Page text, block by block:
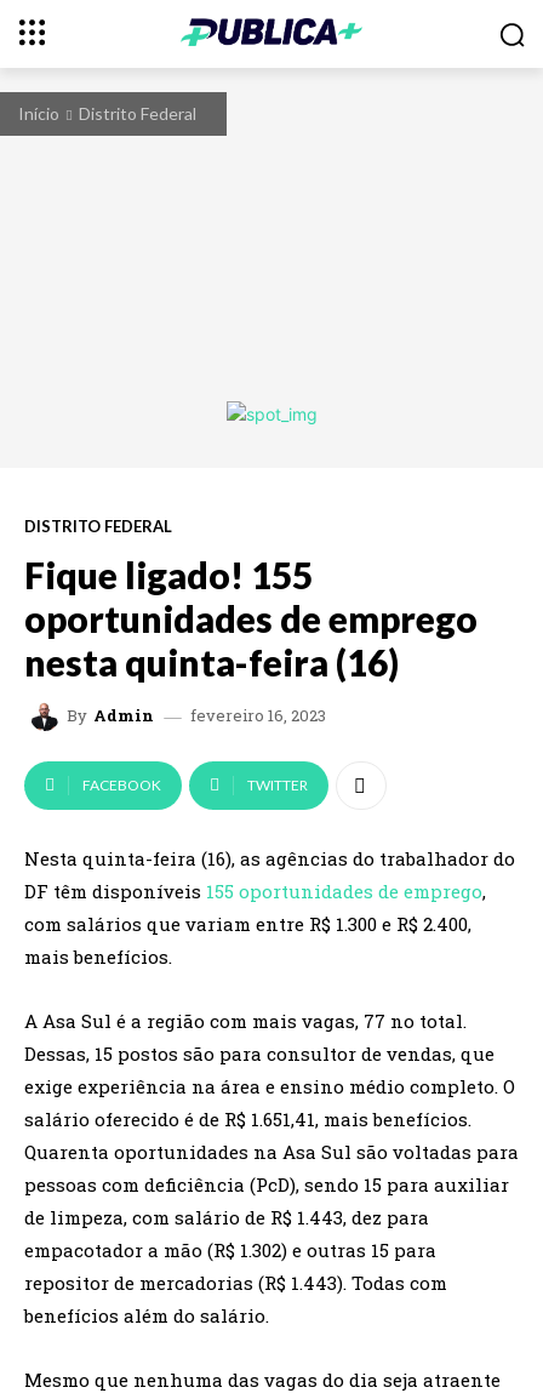
Início Distrito Federal
DISTRITO FEDERAL
Fique ligado! 155
oportunidades de emprego
nesta quinta-feira (16)
By Admin fevereiro 16, 2023
FACEBOOK TWITTER
Nesta quinta-feira (16), as agências do trabalhador do
DF têm disponíveis 155 oportunidades de emprego,
com salários que variam entre R$ 1.300 e R$ 2.400,
mais benefícios.
A Asa Sul é a região com mais vagas, 77 no total.
Dessas, 15 postos são para consultor de vendas, que
exige experiência na área e ensino médio completo. O
salário oferecido é de R$ 1.651,41, mais benefícios.
Quarenta oportunidades na Asa Sul são voltadas para
pessoas com deficiência (PcD), sendo 15 para auxiliar
de limpeza, com salário de R$ 1.443, dez para
empacotador a mão (R$ 1.302) e outras 15 para
repositor de mercadorias (R$ 1.443). Todas com
benefícios além do salário.
Mesmo que nenhuma das vagas do dia seja atraente